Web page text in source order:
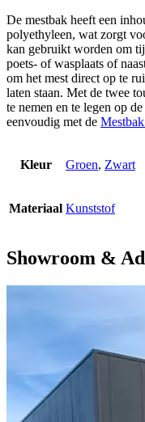
De mestbak heeft een
polyethyleen, wat zorgt
kan gebruikt worden om
poets- of wasplaats of
om het mest direct op te
laten staan. Met de twee
te nemen en te legen op
eenvoudig met de
Kleur Groen, Zwart
Materiaal Kunststof
Showroom &